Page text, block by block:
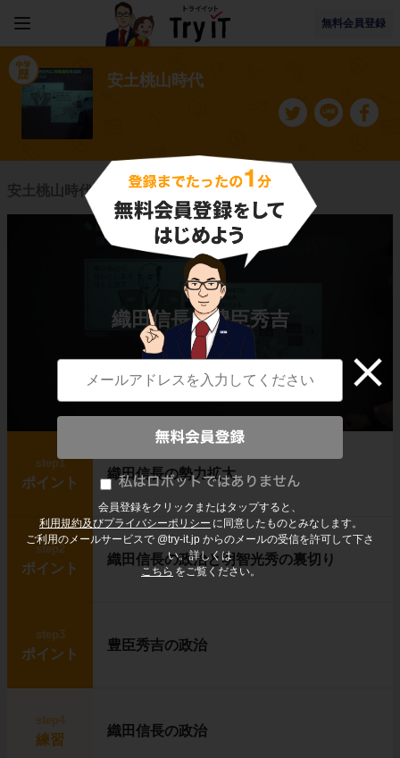
無料会員登録
会員登録をクリックまたはタップすると、
利用規約及びプライバシーポリシー に同意したものとみなします。
ご利用のメールサービスで @try-it.jp からのメールの受信を許可して下さ
い。詳しくは
こちら をご覧ください。
安土桃山時代
安土桃山時代に関連する授業一覧
織田信長と豊臣秀吉
step1
ポイント
織田信長の勢力拡大
step2
ポイント
織田信長の政治と明智光秀の裏切り
step3
ポイント
豊臣秀吉の政治
step4
練習
織田信長の政治